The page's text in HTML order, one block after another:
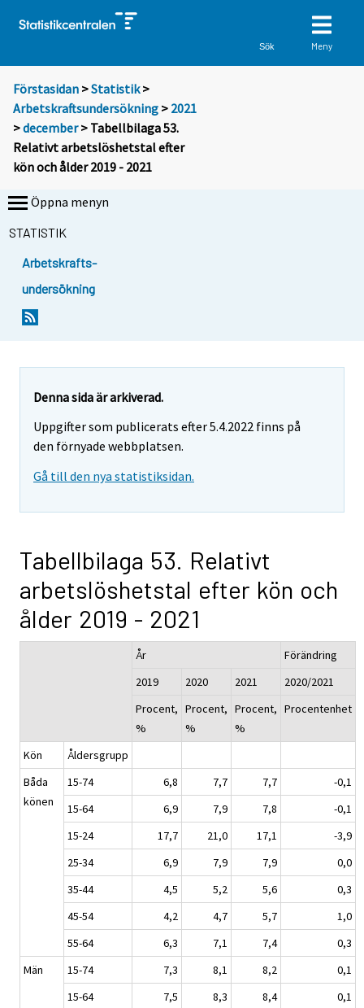
Sök Meny
Förstasidan >Statistik >
Arbetskraftsundersökning > 2021
>december> Tabellbilaga 53.
Relativt arbetslöshetstal efter
kön och ålder 2019 - 2021
Öppna menyn
STATISTIK
Arbetskrafts-
undersökning
Denna sida är arkiverad.
Uppgifter som publicerats efter 5.4.2022 finns på
den förnyade webbplatsen.
Gå till den nya statistiksidan.
Tabellbilaga 53. Relativt
arbetslöshetstal efter kön och
ålder 2019 - 2021
År
Förändring
2019
2020 2021
2020/2021
Procent,
%
Procent,
%
Procent,
%
Procentenhet
Kön
Åldersgrupp
Båda
könen
15-74 6,8 7,7 7,7
-0,1
15-64
6,9 7,9 7,8
-0,1
15-24
17,7 21,0 17,1
-3,9
25-34
6,9 7,9 7,9
0,0
35-44
4,5 5,2 5,6
0,3
45-54
4,2 4,7 5,7
1,0
55-64
6,3 7,1 7,4
0,3
Män
15-74 7,3 8,1 8,2
0,1
15-64
7,5 8,3 8,4
0,1